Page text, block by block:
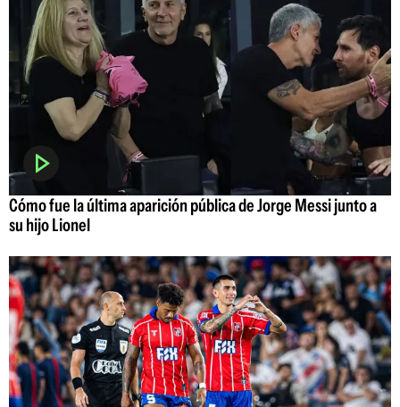
Cómo fue la última aparición pública de Jorge Messi junto a
su hijo Lionel